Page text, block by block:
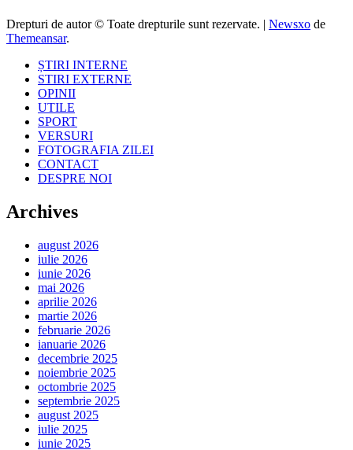
Drepturi de autor © Toate drepturile sunt rezervate. | Newsxo de
Themeansar.
ȘTIRI INTERNE
STIRI EXTERNE
OPINII
UTILE
SPORT
VERSURI
FOTOGRAFIA ZILEI
CONTACT
DESPRE NOI
Archives
august 2026
iulie 2026
iunie 2026
mai 2026
aprilie 2026
martie 2026
februarie 2026
ianuarie 2026
decembrie 2025
noiembrie 2025
octombrie 2025
septembrie 2025
august 2025
iulie 2025
iunie 2025